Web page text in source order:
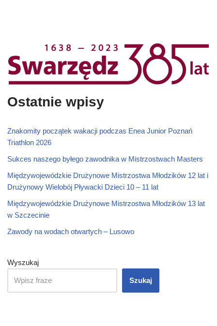
Ostatnie wpisy
Znakomity początek wakacji podczas Enea Junior Poznań
Triathlon 2026
Sukces naszego byłego zawodnika w Mistrzostwach Masters
Międzywojewódzkie Drużynowe Mistrzostwa Młodzików 12 lat i
Drużynowy Wielobój Pływacki Dzieci 10 – 11 lat
Międzywojewódzkie Drużynowe Mistrzostwa Młodzików 13 lat
w Szczecinie
Zawody na wodach otwartych – Lusowo
Wyszukaj
Szukaj